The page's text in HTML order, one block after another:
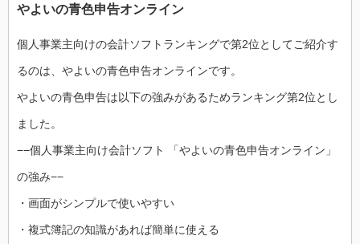
やよいの青色申告オンライン
個人事業主向けの会計ソフトランキングで第2位としてご紹介す
るのは、やよいの青色申告オンラインです。
やよいの青色申告は以下の強みがあるためランキング第2位とし
ました。
−−個人事業主向け会計ソフト 「やよいの青色申告オンライン」
の強み−−
・画面がシンプルで使いやすい
・複式簿記の知識があれば簡単に使える